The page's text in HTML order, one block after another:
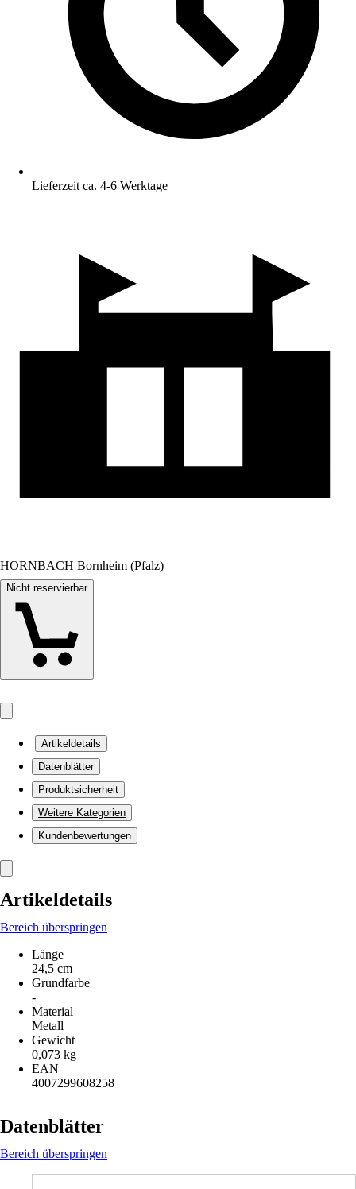
Lieferzeit ca. 4-6 Werktage
HORNBACH Bornheim (Pfalz)
Nicht reservierbar
Artikeldetails
Datenblätter
Produktsicherheit
Weitere Kategorien
Kundenbewertungen
Artikeldetails
Bereich überspringen
Länge
24,5 cm
Grundfarbe
-
Material
Metall
Gewicht
0,073 kg
EAN
4007299608258
Datenblätter
Bereich überspringen